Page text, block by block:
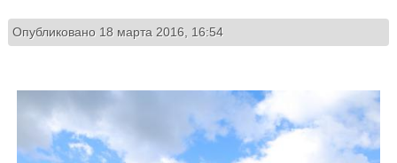
Опубликовано 18 марта 2016, 16:54